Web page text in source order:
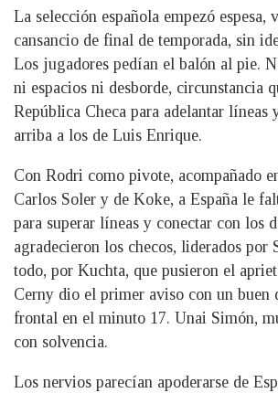
La selección española empezó espesa,
cansancio de final de temporada, sin
Los jugadores pedían el balón al pie.
ni espacios ni desborde, circunstancia
República Checa para adelantar líneas
arriba a los de Luis Enrique.
Con Rodri como pivote, acompañado
Carlos Soler y de Koke, a España le
para superar líneas y conectar con los
agradecieron los checos, liderados por
todo, por Kuchta, que pusieron el
Cerny dio el primer aviso con un buen
frontal en el minuto 17. Unai Simón,
con solvencia.
Los nervios parecían apoderarse de